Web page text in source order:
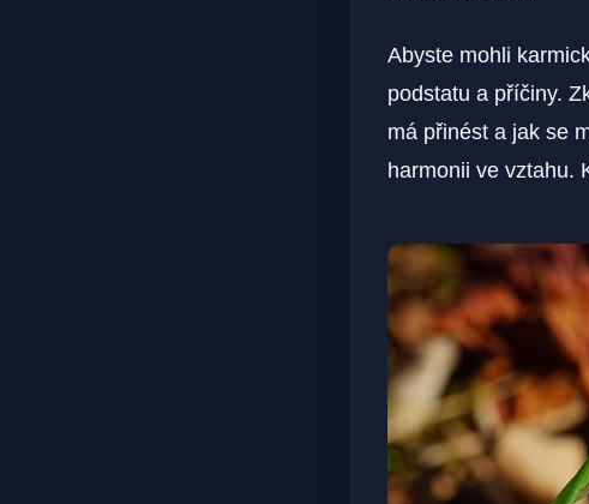
Abyste mohli
podstatu‌ a‌ příčiny.
má přinést a​ jak se
harmonii ⁤ve vztahu.